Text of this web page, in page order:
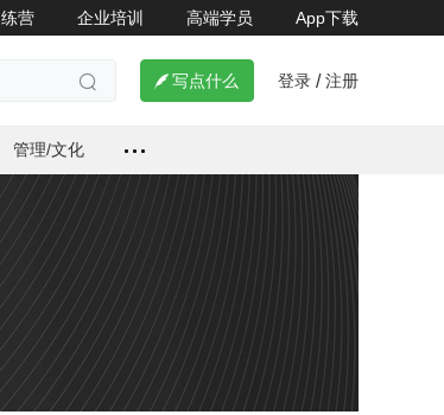
营 企业培训 高端学员 App下载
  写点什么 登录 / 注册
管理/文化